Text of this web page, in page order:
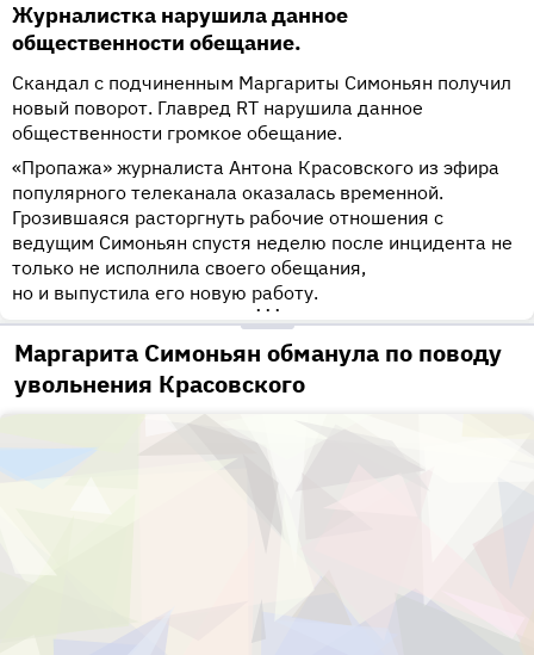
Журналистка нарушила данное
общественности обещание.
Скандал с подчиненным Маргариты Симоньян получил
новый поворот. Главред RT нарушила данное
общественности громкое обещание.
«Пропажа» журналиста Антона Красовского из эфира
популярного телеканала оказалась временной.
Грозившаяся расторгнуть рабочие отношения с
ведущим Симоньян спустя неделю после инцидента не
только не исполнила своего обещания,
но и выпустила его новую работу.
•••
Маргарита Симоньян обманула по поводу
увольнения Красовского